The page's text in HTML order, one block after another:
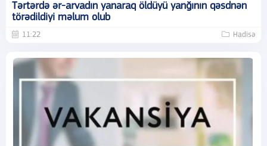
Tərtərdə ər-arvadın yanaraq öldüyü yanğının qəsdnən
törədildiyi məlum olub
11:22 Hadisə